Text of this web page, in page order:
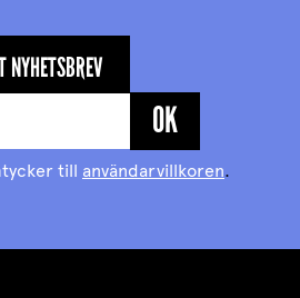
NYHETSBREV
till användarvillkoren.